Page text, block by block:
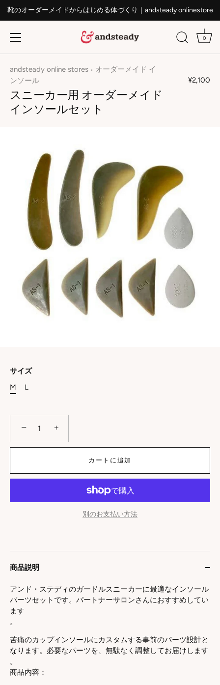
靴のオーダーメイドからはじめる体づくり｜andsteady onlinestore
0
andsteady online stores • オーダーメイド イ
ンソール
¥2,100
スニーカー用 オーダーメイド
インソールセット
サイズ
M
L
− +
カートに追加
別のお支払い方法
商品説明
アンド・ステディのガードルスニーカーに最適なインソール
パーツセットです。パートナーサロンさんにおすすめしてい
ます
。
苦痛のカップインソールにカスタムする事前のパーツ設計と
なります。必要なパーツを、無駄なく調整してお届けします
。
商品内容：